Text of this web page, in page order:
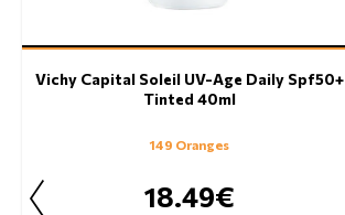
Vichy Capital Soleil UV-Age Daily Spf50+
Tinted 40ml
149 Oranges
18.49€